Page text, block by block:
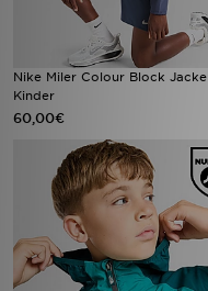
Nike Miler Colour Block Jacke
Kinder
60,00€